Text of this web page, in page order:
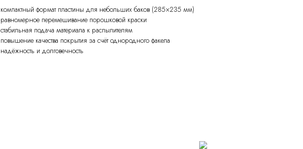
компактный формат пластины для небольших баков (285×235 мм)
равномерное перемешивание порошковой краски
стабильная подача материала к распылителям
повышение качества покрытия за счёт однородного факела
надёжность и долговечность